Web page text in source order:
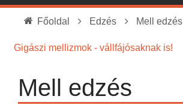
Főoldal Edzés Mell edzés
Gigászi mellizmok - vállfájósaknak is!
Mell edzés